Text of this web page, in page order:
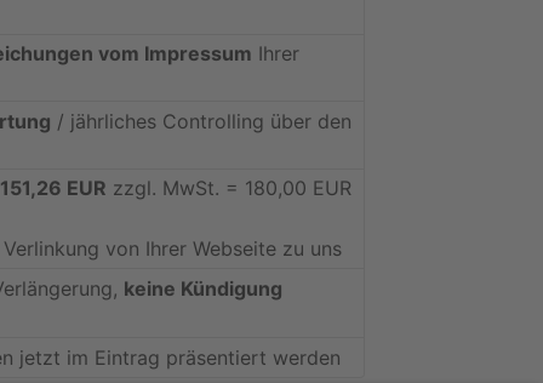
vom Impressum Ihrer
/ jährliches Controlling über den
EUR zzgl. MwSt. = 180,00 EUR
von Ihrer Webseite zu uns
keine Kündigung
jetzt im Eintrag präsentiert werden